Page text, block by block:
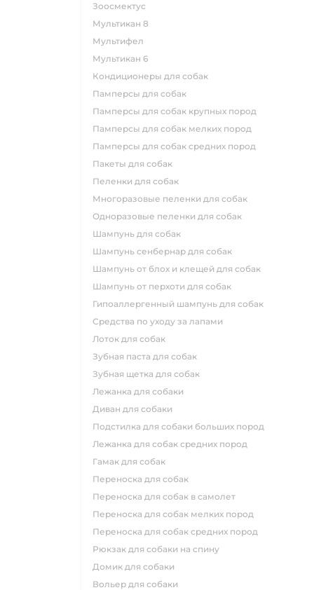
зоосмектус
мультикан 8
мультифел
мультикан 6
кондиционеры для собак
памперсы для собак
памперсы для собак крупных пород
памперсы для собак мелких пород
памперсы для собак средних пород
пакеты для собак
пеленки для собак
многоразовые пеленки для собак
одноразовые пеленки для собак
шампунь для собак
шампунь сенбернар для собак
шампунь от блох и клещей для собак
шампунь от перхоти для собак
гипоаллергенный шампунь для собак
средства по уходу за лапами
лоток для собак
зубная паста для собак
зубная щетка для собак
лежанка для собаки
диван для собаки
подстилка для собаки больших пород
лежанка для собак средних пород
гамак для собак
переноска для собак
переноска для собак в самолет
переноска для собак мелких пород
переноска для собак средних пород
рюкзак для собаки на спину
домик для собаки
вольер для собаки